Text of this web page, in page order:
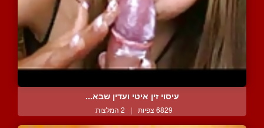
עיסוי זין איטי ועדין שבא...
6829 צפיות | 2 המלצות